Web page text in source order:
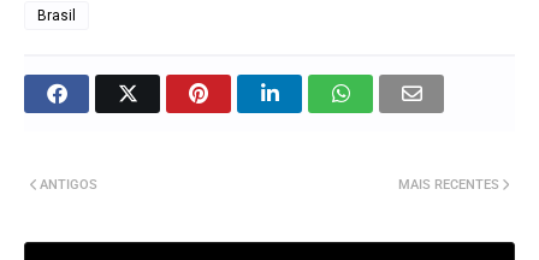
Brasil
MAIS RECENTES
ANTIGOS